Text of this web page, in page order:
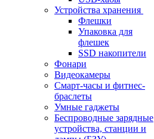
Устройства хранения
Флешки
Упаковка для
флешек
SSD накопители
Фонари
Видеокамеры
Смарт-часы и фитнес-
браслеты
Умные гаджеты
Беспроводные зарядные
устройства, станции и